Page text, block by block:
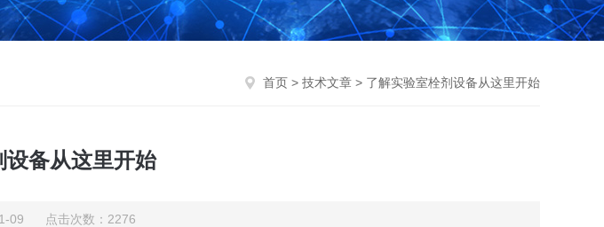
首页 > 技术文章 > 了解实验室栓剂设备从这里开始
设备从这里开始
09 点击次数：2276